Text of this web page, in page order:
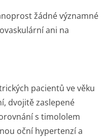
žádné významné
ani na
pacientů ve věku
dvojitě zaslepené
s timololem
oční hypertenzí a